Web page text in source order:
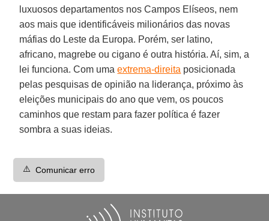
luxuosos departamentos nos Campos Elíseos, nem
aos mais que identificáveis milionários das novas
máfias do Leste da Europa. Porém, ser latino,
africano, magrebe ou cigano é outra história. Aí, sim, a
lei funciona. Com umaextrema-direita posicionada
pelas pesquisas de opinião na liderança, próximo às
eleições municipais do ano que vem, os poucos
caminhos que restam para fazer política é fazer
sombra a suas ideias.
⚠️ Comunicar erro